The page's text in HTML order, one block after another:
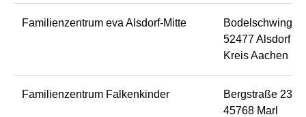
Familienzentrum eva Alsdorf-Mitte
52477 Alsdorf
Kreis Aachen
Familienzentrum Falkenkinder
Bergstraße 232
45768 Marl